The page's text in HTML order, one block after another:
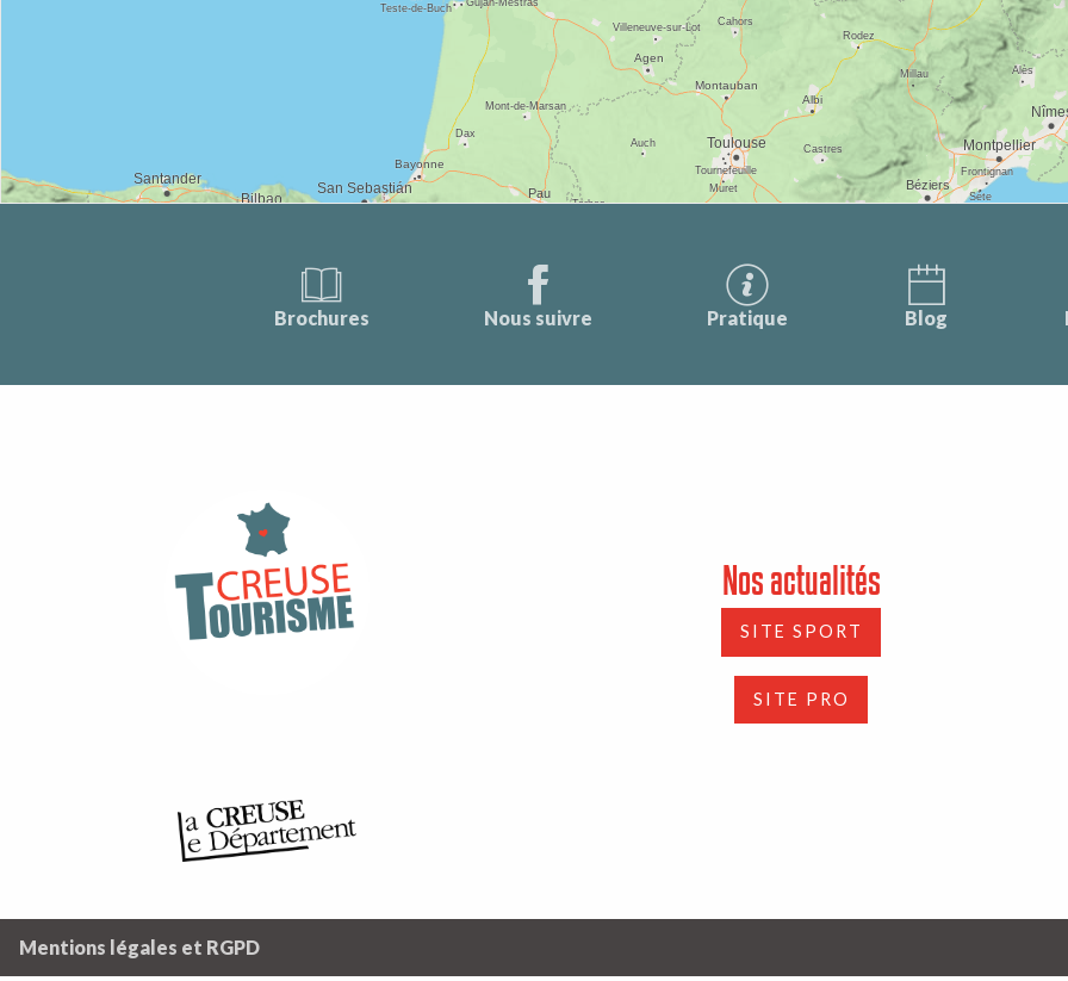
Brochures Nous suivre Pratique Blog
Nos actualités
SITE SPORT
SITE PRO
Mentions légales et RGPD